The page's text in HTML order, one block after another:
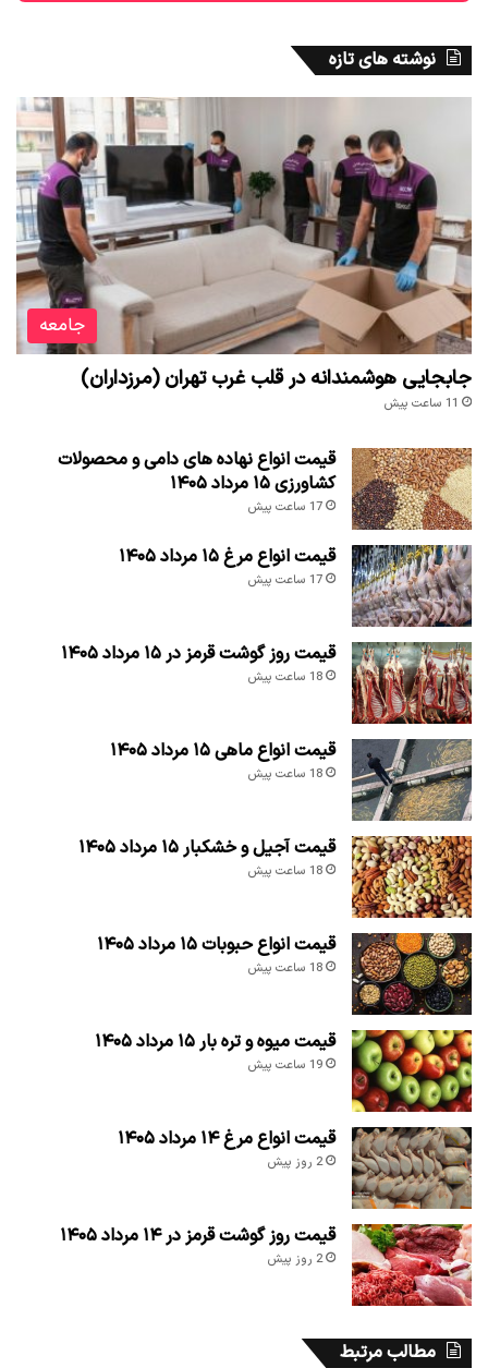
نوشته های تازه
جامعه
جابجایی هوشمندانه در قلب غرب تهران (مرزداران)
11 ساعت پیش
قیمت انواع نهاده های دامی و محصولات
کشاورزی ۱۵ مرداد ۱۴۰۵
17 ساعت پیش
قیمت انواع مرغ ۱۵ مرداد ۱۴۰۵
17 ساعت پیش
قیمت روز گوشت قرمز در ۱۵ مرداد ۱۴۰۵
18 ساعت پیش
قیمت انواع ماهی ۱۵ مرداد ۱۴۰۵
18 ساعت پیش
قیمت آجیل و خشکبار ۱۵ مرداد ۱۴۰۵
18 ساعت پیش
قیمت انواع حبوبات ۱۵ مرداد ۱۴۰۵
18 ساعت پیش
قیمت میوه و تره بار ۱۵ مرداد ۱۴۰۵
19 ساعت پیش
قیمت انواع مرغ ۱۴ مرداد ۱۴۰۵
2 روز پیش
قیمت روز گوشت قرمز در ۱۴ مرداد ۱۴۰۵
2 روز پیش
مطالب مرتبط